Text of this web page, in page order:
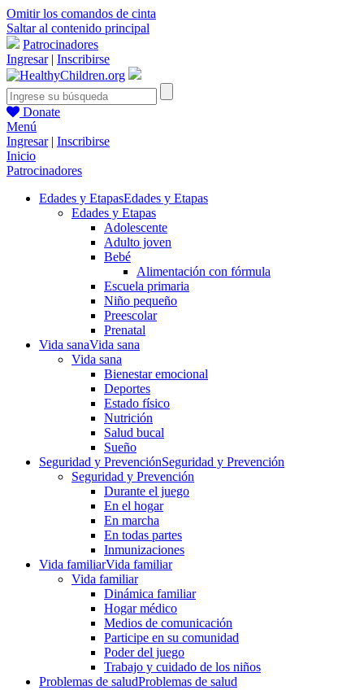
Omitir los comandos de cinta
Saltar al contenido principal
Patrocinadores
Ingresar| Inscribirse
Donate
Menú
Ingresar| Inscribirse
Inicio
Patrocinadores
Edades y EtapasEdades y Etapas
Edades y Etapas
Adolescente
Adulto joven
Bebé
Alimentación con fórmula
Escuela primaria
Niño pequeño
Preescolar
Prenatal
Vida sanaVida sana
Vida sana
Bienestar emocional
Deportes
Estado físico
Nutrición
Salud bucal
Sueño
Seguridad y PrevenciónSeguridad y Prevención
Seguridad y Prevención
Durante el juego
En el hogar
En marcha
En todas partes
Inmunizaciones
Vida familiarVida familiar
Vida familiar
Dinámica familiar
Hogar médico
Medios de comunicación
Participe en su comunidad
Poder del juego
Trabajo y cuidado de los niños
Problemas de saludProblemas de salud